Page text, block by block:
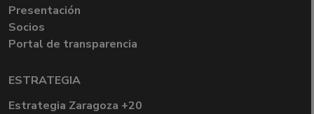
Presentación
Socios
Portal de transparencia
ESTRATEGIA
Estrategia Zaragoza +20